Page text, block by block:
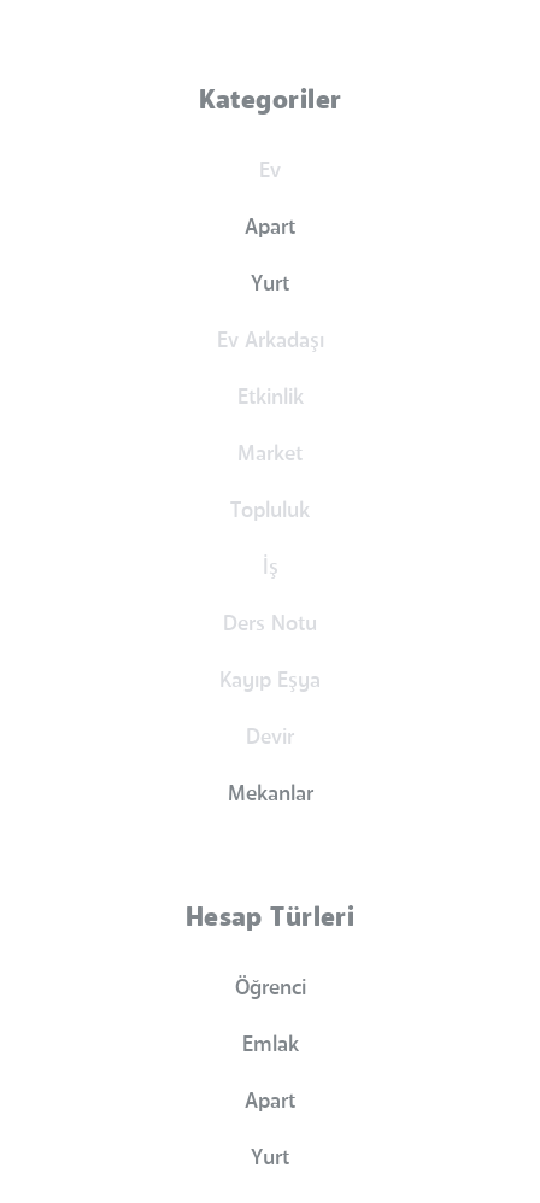
Kategoriler
Ev
Apart
Yurt
Ev Arkadaşı
Etkinlik
Market
Topluluk
İş
Ders Notu
Kayıp Eşya
Devir
Mekanlar
Hesap Türleri
Öğrenci
Emlak
Apart
Yurt